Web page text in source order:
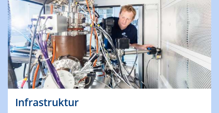
Infrastruktur